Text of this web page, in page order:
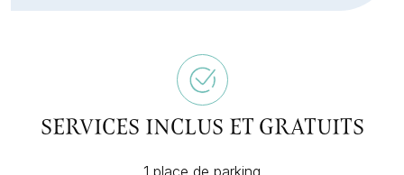
SERVICES INCLUS ET GRATUITS